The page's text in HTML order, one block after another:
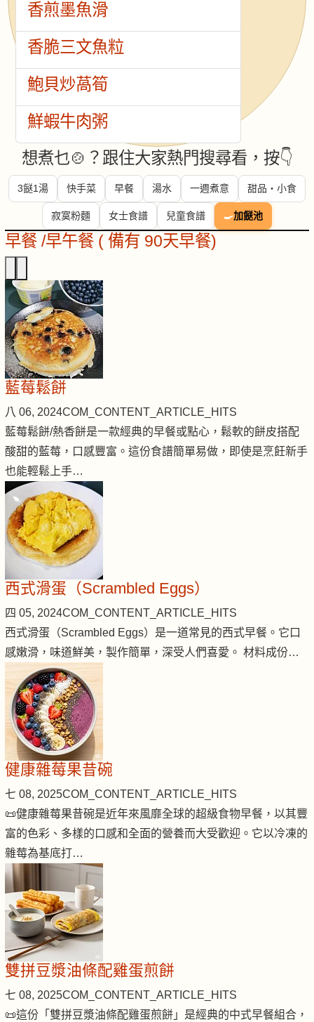
香煎墨魚滑
香脆三文魚粒
鮑貝炒萵筍
鮮蝦牛肉粥
想煮乜🍲？跟住大家熱門搜尋看，按👇
3餸1湯 快手菜 早餐 湯水 一週煮意 甜品・小食
寂寞粉麵 女士食譜 兒童食譜 🍳加餸池
早餐 /早午餐 ( 備有 90天早餐)
藍莓鬆餅
八 06, 2024COM_CONTENT_ARTICLE_HITS
藍莓鬆餅/熱香餅是一款經典的早餐或點心，鬆軟的餅皮搭配
酸甜的藍莓，口感豐富。這份食譜簡單易做，即使是烹飪新手
也能輕鬆上手…
西式滑蛋（Scrambled Eggs）
四 05, 2024COM_CONTENT_ARTICLE_HITS
西式滑蛋（Scrambled Eggs）是一道常見的西式早餐。它口
感嫩滑，味道鮮美，製作簡單，深受人們喜愛。 材料成份…
健康雜莓果昔碗
七 08, 2025COM_CONTENT_ARTICLE_HITS
📜健康雜莓果昔碗是近年來風靡全球的超級食物早餐，以其豐
富的色彩、多樣的口感和全面的營養而大受歡迎。它以冷凍的
雜莓為基底打…
雙拼豆漿油條配雞蛋煎餅
七 08, 2025COM_CONTENT_ARTICLE_HITS
📜這份「雙拼豆漿油條配雞蛋煎餅」是經典的中式早餐組合，